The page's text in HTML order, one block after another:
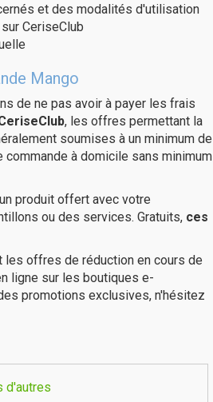
et des modalités d'utilisation
CeriseClub
Mango
de ne pas avoir à payer les frais
, les offres permettant la
soumises à un minimum de
à domicile sans minimum
produit offert avec votre
ou des services. Gratuits, ces
les offres de réduction en cours de
ligne sur les boutiques e-
promotions exclusives, n'hésitez
d'autres